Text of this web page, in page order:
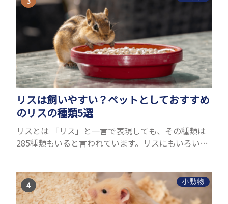
リスは飼いやすい？ペットとしておすすめ
のリスの種類5選
リスとは 「リス」と一言で表現しても、その種類は
285種類もいると言われています。リスにもいろいろ
が強いも...
小動物